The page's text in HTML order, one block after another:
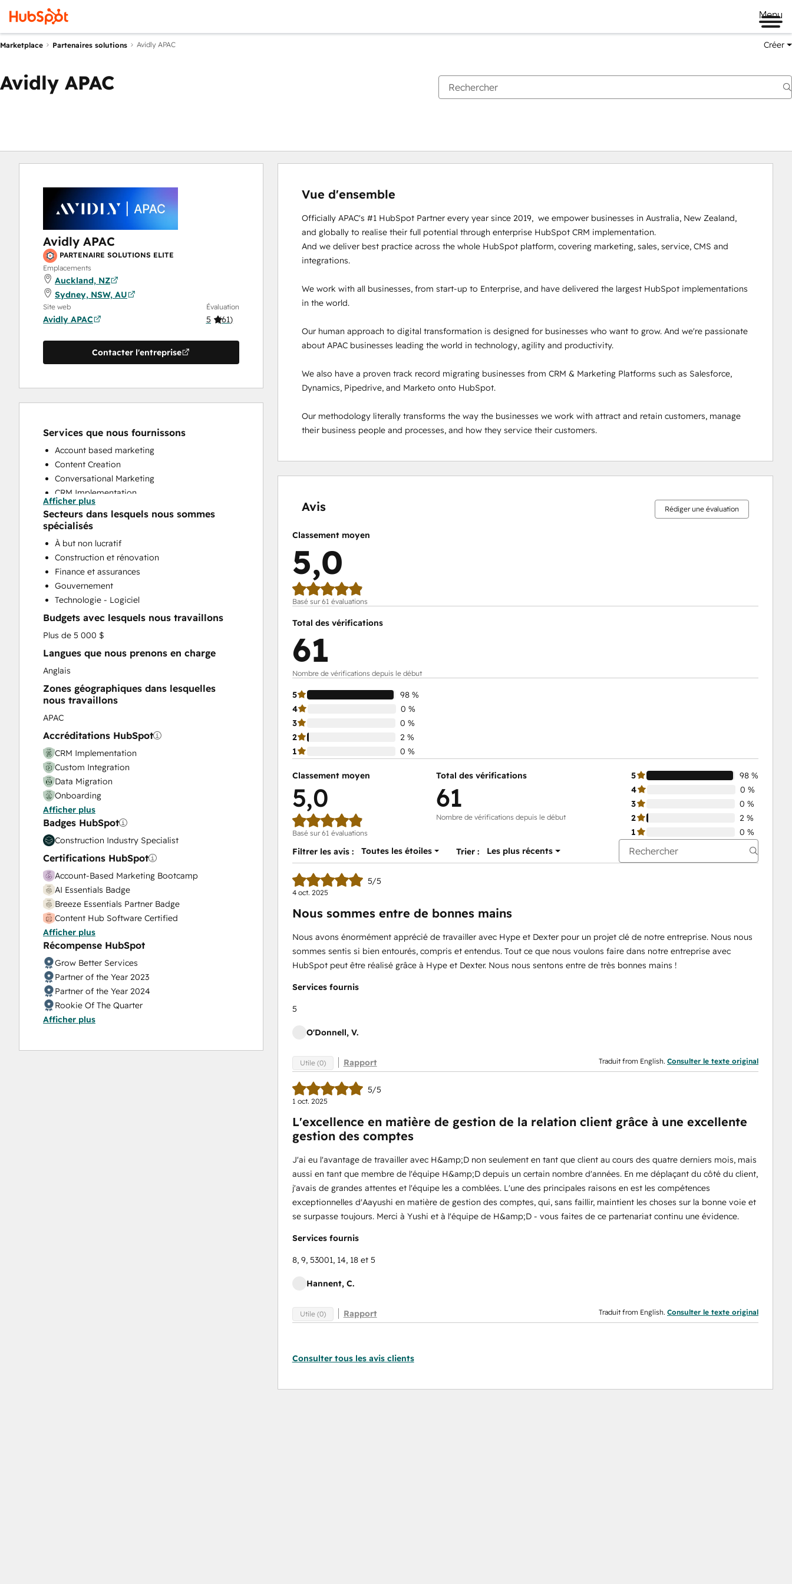
Menu
Marketplace Partenaires solutions Avidly APAC Créer
Avidly APAC
Avidly APAC
PARTENAIRE SOLUTIONS ELITE
Emplacements
Auckland, NZ
Sydney, NSW, AU
Site web
Avidly APAC
Évaluation
5 (61)
Contacter l'entreprise
Services que nous fournissons
Account based marketing
Content Creation
Conversational Marketing
CRM Implementation
CRM Migration
Custom API Integrations
Email Marketing
Full Inbound Marketing Services
Knowledge Base Development
Paid Advertising
Programmable Automation
Sales and Marketing Alignment
Sales Coaching and Training
Search Engine Optimization
Social Media
Website Design
Website Development
Website Migration
Afficher plus
Secteurs dans lesquels nous sommes
spécialisés
À but non lucratif
Construction et rénovation
Finance et assurances
Gouvernement
Technologie - Logiciel
Budgets avec lesquels nous travaillons
Plus de 5 000 $
Langues que nous prenons en charge
Anglais
Zones géographiques dans lesquelles
nous travaillons
APAC
Accréditations HubSpot
CRM Implementation
Custom Integration
Data Migration
Onboarding
Service Implementation
Solutions Architecture Design
Afficher plus
Badges HubSpot
Construction Industry Specialist
Certifications HubSpot
Account-Based Marketing Bootcamp
AI Essentials Badge
Breeze Essentials Partner Badge
Content Hub Software Certified
Content Marketing
CRM Data Migration Certification
Data Integrations Certification
Digital Advertising
Digital Marketing
Guided Client Onboarding
HubSpot Architecture I: Data Models and APIs
Afficher plus
Récompense HubSpot
Grow Better Services
Partner of the Year 2023
Partner of the Year 2024
Rookie Of The Quarter
Afficher plus
Vue d'ensemble
Officially APAC's #1 HubSpot Partner every year since 2019,  we empower businesses in Australia, New Zealand,
and globally to realise their full potential through enterprise HubSpot CRM implementation.
And we deliver best practice across the whole HubSpot platform, covering marketing, sales, service, CMS and
integrations.
We work with all businesses, from start-up to Enterprise, and have delivered the largest HubSpot implementations
in the world.
Our human approach to digital transformation is designed for businesses who want to grow. And we're passionate
about APAC businesses leading the world in technology, agility and productivity.
We also have a proven track record migrating businesses from CRM & Marketing Platforms such as Salesforce,
Dynamics, Pipedrive, and Marketo onto HubSpot.
Our methodology literally transforms the way the businesses we work with attract and retain customers, manage
their business people and processes, and how they service their customers.
Avis Rédiger une évaluation
Classement moyen
5,0
Basé sur 61 évaluations
Total des vérifications
61
Nombre de vérifications depuis le début
5
98 %
4
0 %
3
0 %
2
2 %
1
0 %
Classement moyen
5,0
Basé sur 61 évaluations
Total des vérifications
61
Nombre de vérifications depuis le début
5
98 %
4
0 %
3
0 %
2
2 %
1
0 %
Filtrer les avis :
Toutes les étoiles Trier : Les plus récents
5/5
4 oct. 2025
Nous sommes entre de bonnes mains
Nous avons énormément apprécié de travailler avec Hype et Dexter pour un projet clé de notre entreprise. Nous nous
sommes sentis si bien entourés, compris et entendus. Tout ce que nous voulons faire dans notre entreprise avec
HubSpot peut être réalisé grâce à Hype et Dexter. Nous nous sentons entre de très bonnes mains !
Services fournis
5
O'Donnell, V.
Utile (0) Rapport Traduit from English. Consulter le texte original
5/5
1 oct. 2025
L'excellence en matière de gestion de la relation client grâce à une excellente
gestion des comptes
J'ai eu l'avantage de travailler avec H&amp;D non seulement en tant que client au cours des quatre derniers mois, mais
aussi en tant que membre de l'équipe H&amp;D depuis un certain nombre d'années. En me déplaçant du côté du client,
j'avais de grandes attentes et l'équipe les a comblées. L'une des principales raisons en est les compétences
exceptionnelles d'Aayushi en matière de gestion des comptes, qui, sans faillir, maintient les choses sur la bonne voie et
se surpasse toujours. Merci à Yushi et à l'équipe de H&amp;D - vous faites de ce partenariat continu une évidence.
Services fournis
8, 9, 53001, 14, 18 et 5
Hannent, C.
Utile (0) Rapport Traduit from English. Consulter le texte original
Consulter tous les avis clients